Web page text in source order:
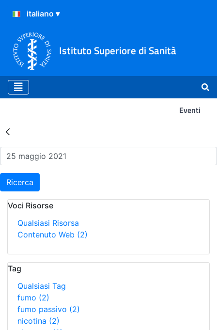
Istituto Superiore di Sanità
Eventi
Risultati della Ricerca -
Ricerca
Voci Risorse
Qualsiasi Risorsa
Contenuto Web (2)
Tag
Qualsiasi Tag
fumo (2)
fumo passivo (2)
nicotina (2)